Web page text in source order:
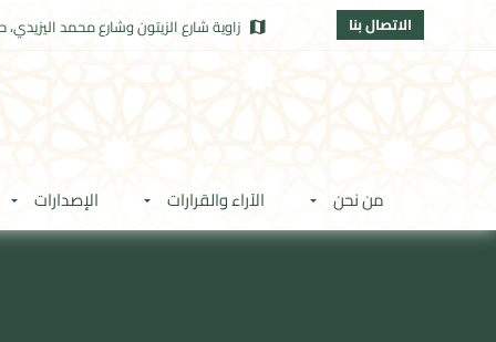
الاتصال بنا زاوية شارع الزيتون وشارع محمد اليزيدي،
من نحن الآراء والقرارات الإصدارات